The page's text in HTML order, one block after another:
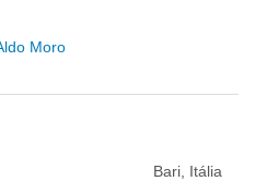
Moro
Bari, Itália